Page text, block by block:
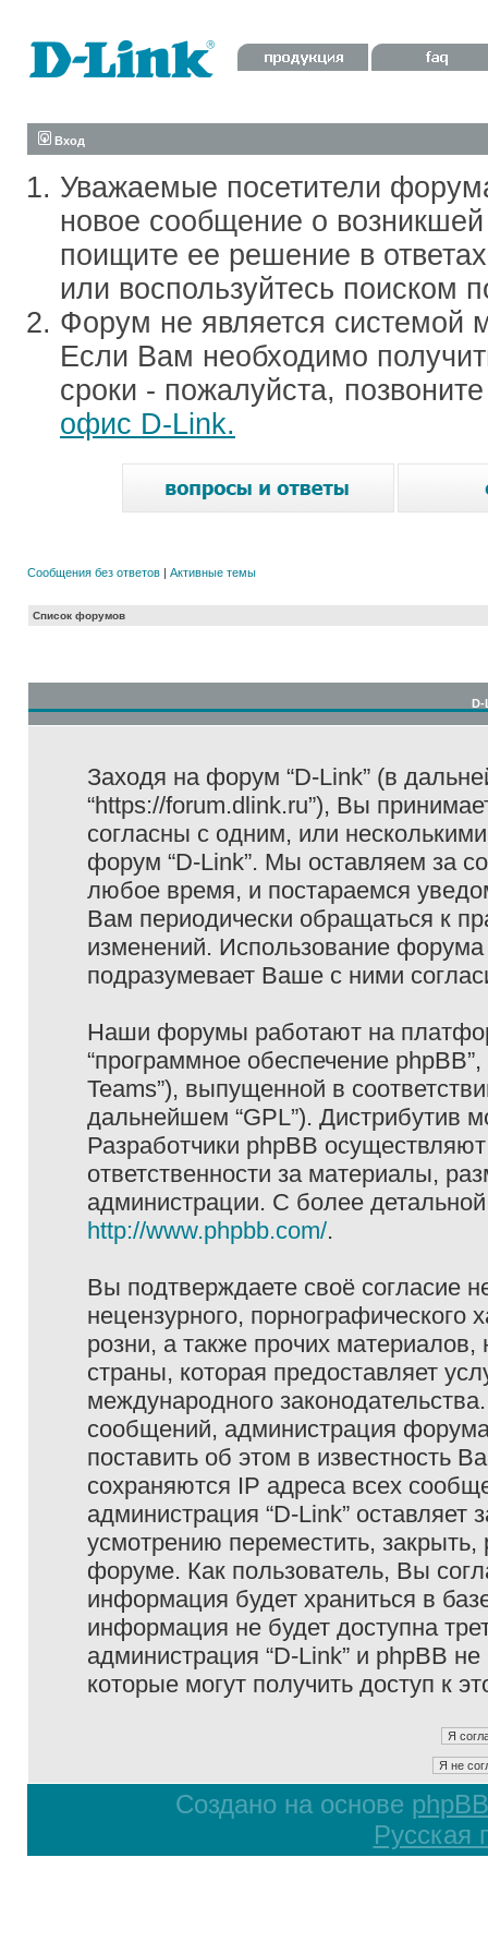
Вход
Уважаемые посетители
новое сообщение о
поищите ее решение в
или воспользуйтесь поиском
Форум не является системой
Если Вам необходимо
сроки - пожалуйста,
офис D-Link.
Сообщения без ответов | Активные темы
Список форумов
D-
Заходя на форум “D-Link” (в
“https://forum.dlink.ru”), Вы
согласны с одним, или
форум “D-Link”. Мы оставляем за
любое время, и постараемся
Вам периодически обращаться к
изменений. Использование
подразумевает Ваше с ними
Наши форумы работают на
“программное обеспечение
Teams”), выпущенной в
дальнейшем “GPL”). Дистрибутив
Разработчики phpBB
ответственности за материалы,
администрации. С более
http://www.phpbb.com/.
Вы подтверждаете своё согласие
нецензурного, порнографического
розни, а также прочих
страны, которая предоставляет
международного
сообщений, администрация
поставить об этом в известность
сохраняются IP адреса всех
администрация “D-Link”
усмотрению переместить,
форуме. Как пользователь, Вы
информация будет храниться в
информация не будет доступна
администрация “D-Link” и phpBB
которые могут получить доступ к
Создано на основе phpBB
Русская